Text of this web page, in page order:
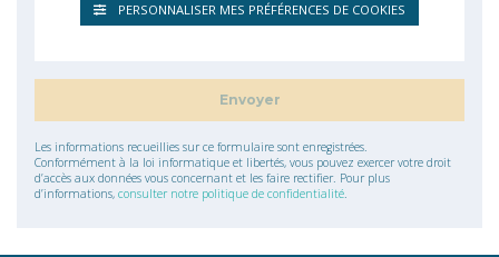
PERSONNALISER MES PRÉFÉRENCES DE COOKIES
Les informations recueillies sur ce formulaire sont enregistrées.
Conformément à la loi informatique et libertés, vous pouvez exercer votre droit
d’accès aux données vous concernant et les faire rectifier. Pour plus
d’informations, consulter notre politique de confidentialité.